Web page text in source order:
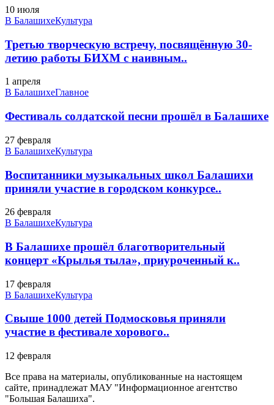
10 июля
В БалашихеКультура
Третью творческую встречу, посвящённую 30-
летию работы БИХМ с наивным..
1 апреля
В БалашихеГлавное
Фестиваль солдатской песни прошёл в Балашихе
27 февраля
В БалашихеКультура
Воспитанники музыкальных школ Балашихи
приняли участие в городском конкурсе..
26 февраля
В БалашихеКультура
В Балашихе прошёл благотворительный
концерт «Крылья тыла», приуроченный к..
17 февраля
В БалашихеКультура
Свыше 1000 детей Подмосковья приняли
участие в фестивале хорового..
12 февраля
Все права на материалы, опубликованные на настоящем
сайте, принадлежат МАУ "Информационное агентство
"Большая Балашиха".